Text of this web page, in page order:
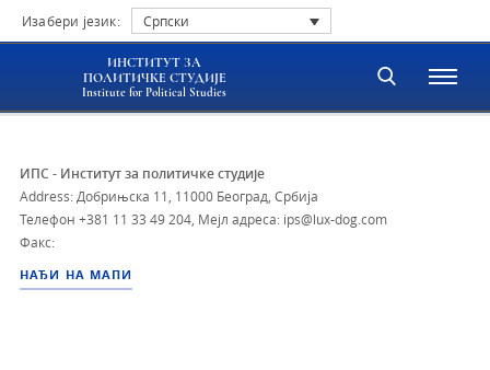
Изабери језик: Српски
ИНСТИТУТ ЗА
ПОЛИТИЧКЕ СТУДИЈЕ
Institute for Political Studies
ИПС - Институт за политичке студије
Address: Добрињска 11, 11000 Београд, Србија
Телефон +381 11 33 49 204 Мејл адреса: ips@lux-dog.com
Факс:
НАЂИ НА МАПИ